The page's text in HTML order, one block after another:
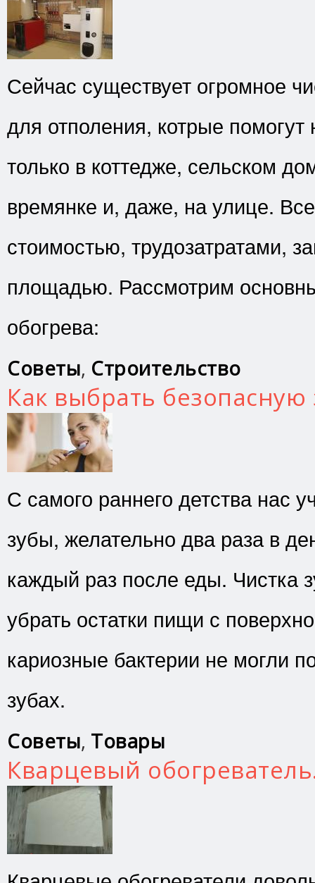
Сейчас существует огромное
для отполения, котрые помогут
только в коттедже, сельском
времянке и, даже, на улице.
стоимостью, трудозатратами,
площадью. Рассмотрим
обогрева:
Советы, Строительство
Как выбрать безопасную
С самого раннего детства нас
зубы, желательно два раза в
каждый раз после еды. Чистка
убрать остатки пищи с
кариозные бактерии не могли
зубах.
Советы, Товары
Кварцевый